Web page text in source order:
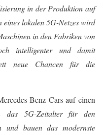
in der Produktion auf
lokalen 5G-Netzes wird
in den Fabriken von
intelligenter und damit
neue Chancen für die
Benz Cars auf einen
das 5G-Zeitalter für den
und bauen das modernste